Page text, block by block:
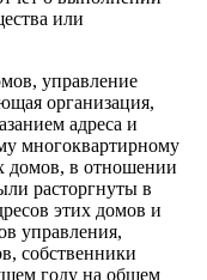
или
управление
организация,
адреса и
многоквартирному
домов, в отношении
расторгнуты в
этих домов и
управления,
собственники
году на общем